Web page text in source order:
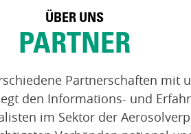
ÜBER UNS
PARTNER
Partnerschaften mit
den Informations- und
im Sektor der